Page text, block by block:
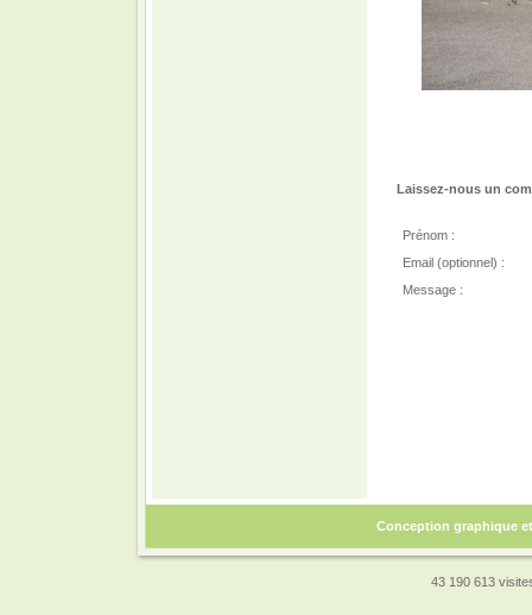
Laissez-nous un
Prénom :
Email (optionnel) :
Message :
Conception graphique
43 190 613